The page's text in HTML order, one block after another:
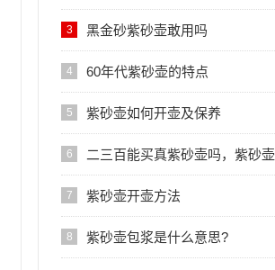
3 黑金砂紫砂壶敢用吗
4 60年代紫砂壶的特点
5 紫砂壶如何开壶及保养
6 二三百能买真紫砂壶吗，紫砂壶
大概多少钱一把是正品
7 紫砂壶开壶方法
8 紫砂壶包浆是什么意思?